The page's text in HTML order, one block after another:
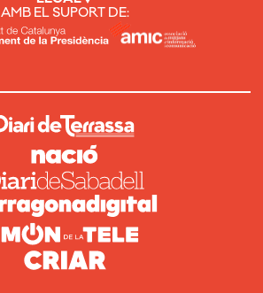
AMB EL SUPORT DE: